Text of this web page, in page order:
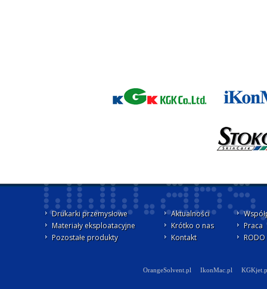
Drukarki przemysłowe
Materiały eksploatacyjne
Pozostałe produkty
Aktualności
Krótko o nas
Kontakt
Praca
OrangeSolvent.pl IkonMac.pl